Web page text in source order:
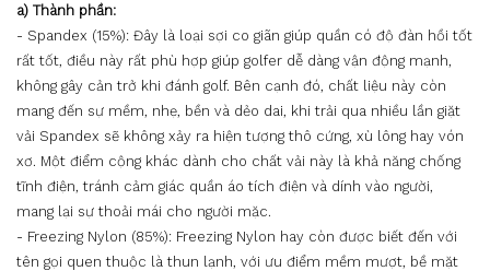
a) Thành phần:
- Spandex (15%): Đây là loại sợi co giãn giúp quần có độ đàn hồi tốt
rất tốt, điều này rất phù hợp giúp golfer dễ dàng vận động mạnh,
không gây cản trở khi đánh golf. Bên cạnh đó, chất liệu này còn
mang đến sự mềm, nhẹ, bền và dẻo dai, khi trải qua nhiều lần giặt
vải Spandex sẽ không xảy ra hiện tượng thô cứng, xù lông hay vón
xơ. Một điểm cộng khác dành cho chất vải này là khả năng chống
tĩnh điện, tránh cảm giác quần áo tích điện và dính vào người,
mang lại sự thoải mái cho người mặc.
- Freezing Nylon (85%): Freezing Nylon hay còn được biết đến với
tên gọi quen thuộc là thun lạnh, với ưu điểm mềm mượt, bề mặt